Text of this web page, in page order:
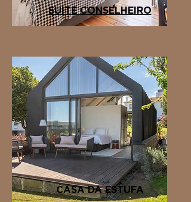
SUITE CONSELHEIRO
CASA DA ESTUFA